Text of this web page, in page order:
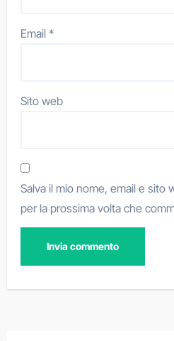
Email*
Sito web
Salva il mio nome, email e sito
per la prossima volta che